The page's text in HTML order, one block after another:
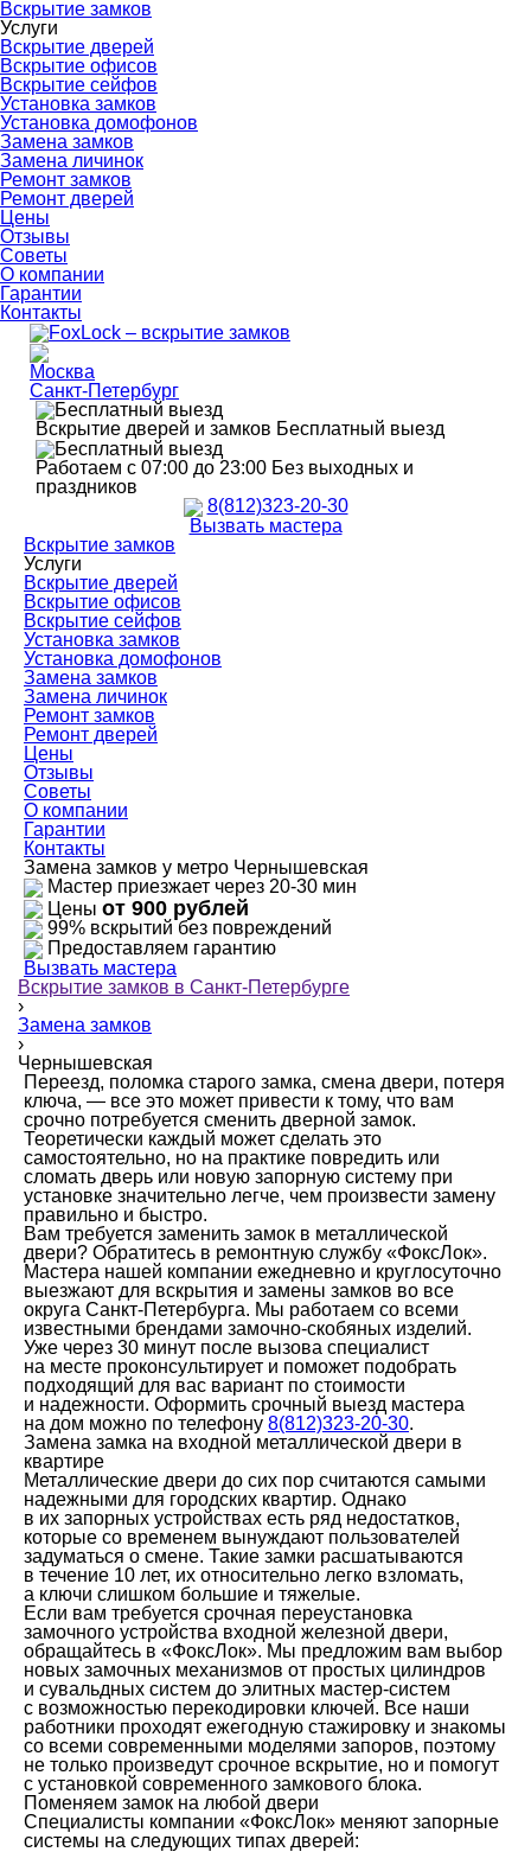
Вскрытие замков
Услуги
Вскрытие дверей
Вскрытие офисов
Вскрытие сейфов
Установка замков
Установка домофонов
Замена замков
Замена личинок
Ремонт замков
Ремонт дверей
Цены
Отзывы
Советы
О компании
Гарантии
Контакты
Москва
Санкт-Петербург
Вскрытие дверей и замков Бесплатный выезд
Работаем с 07:00 до 23:00 Без выходных и
праздников
8(812)323-20-30
Вызвать мастера
Вскрытие замков
Услуги
Вскрытие дверей
Вскрытие офисов
Вскрытие сейфов
Установка замков
Установка домофонов
Замена замков
Замена личинок
Ремонт замков
Ремонт дверей
Цены
Отзывы
Советы
О компании
Гарантии
Контакты
Замена замков у метро Чернышевская
Мастер приезжает через 20-30 мин
Цены от 900 рублей
99% вскрытий без повреждений
Предоставляем гарантию
Вызвать мастера
Вскрытие замков в Санкт-Петербурге
›
Замена замков
›
Чернышевская
Переезд, поломка старого замка, смена двери, потеря
ключа, — все это может привести к тому, что вам
срочно потребуется сменить дверной замок.
Теоретически каждый может сделать это
самостоятельно, но на практике повредить или
сломать дверь или новую запорную систему при
установке значительно легче, чем произвести замену
правильно и быстро.
Вам требуется заменить замок в металлической
двери? Обратитесь в ремонтную службу «ФоксЛок».
Мастера нашей компании ежедневно и круглосуточно
выезжают для вскрытия и замены замков во все
округа Санкт-Петербурга. Мы работаем со всеми
известными брендами замочно-скобяных изделий.
Уже через 30 минут после вызова специалист
на месте проконсультирует и поможет подобрать
подходящий для вас вариант по стоимости
и надежности. Оформить срочный выезд мастера
на дом можно по телефону 8(812)323-20-30.
Замена замка на входной металлической двери в
квартире
Металлические двери до сих пор считаются самыми
надежными для городских квартир. Однако
в их запорных устройствах есть ряд недостатков,
которые со временем вынуждают пользователей
задуматься о смене. Такие замки расшатываются
в течение 10 лет, их относительно легко взломать,
а ключи слишком большие и тяжелые.
Если вам требуется срочная переустановка
замочного устройства входной железной двери,
обращайтесь в «ФоксЛок». Мы предложим вам выбор
новых замочных механизмов от простых цилиндров
и сувальдных систем до элитных мастер-систем
с возможностью перекодировки ключей. Все наши
работники проходят ежегодную стажировку и знакомы
со всеми современными моделями запоров, поэтому
не только произведут срочное вскрытие, но и помогут
с установкой современного замкового блока.
Поменяем замок на любой двери
Специалисты компании «ФоксЛок» меняют запорные
системы на следующих типах дверей: